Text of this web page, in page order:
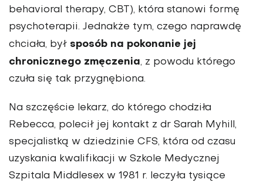
behavioral therapy, CBT), która stanowi formę
psychoterapii. Jednakże tym, czego naprawdę
chciała, był sposób na pokonanie jej
chronicznego zmęczenia, z powodu którego
czuła się tak przygnębiona.
Na szczęście lekarz, do którego chodziła
Rebecca, polecił jej kontakt z dr Sarah Myhill,
specjalistką w dziedzinie CFS, która od czasu
uzyskania kwalifikacji w Szkole Medycznej
Szpitala Middlesex w 1981 r. leczyła tysiące